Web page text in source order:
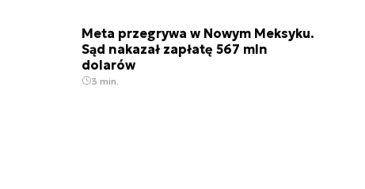
Meta przegrywa w Nowym Meksyku.
Sąd nakazał zapłatę 567 mln
dolarów
3 min.